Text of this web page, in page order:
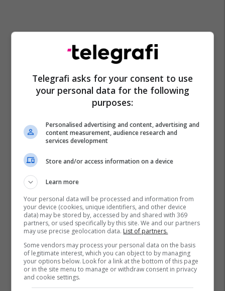
Telegrafi asks for your consent to use
your personal data for the following
purposes:
Personalised advertising and content, advertising and
content measurement, audience research and
services development
Store and/or access information on a device
Learn more
Your personal data will be processed and information from
your device (cookies, unique identifiers, and other device
data) may be stored by, accessed by and shared with 369
partners, or used specifically by this site. We and our partners
may use precise geolocation data. List of partners.
Some vendors may process your personal data on the basis
of legitimate interest, which you can object to by managing
your options below. Look for a link at the bottom of this page
or in the site menu to manage or withdraw consent in privacy
and cookie settings.